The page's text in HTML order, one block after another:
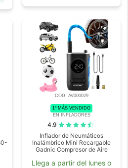
COD. AV000029
1º MÁS VENDIDO
EN INFLADORES
4.9
Inflador de Neumáticos
Inalámbrico Mini Recargable
Gadnic Compresor de Aire
Llega a partir del lunes o